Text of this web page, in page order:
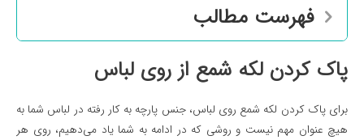
فهرست مطالب
پاک كردن لکه شمع از روی لباس
برایپاک كردن لکه شمع روی لباس، جنس پارچه به کار رفته در لباس شما به
هیچ عنوان مهم نیست و روشی که در ادامه به شما یاد می‌دهیم، روی هر